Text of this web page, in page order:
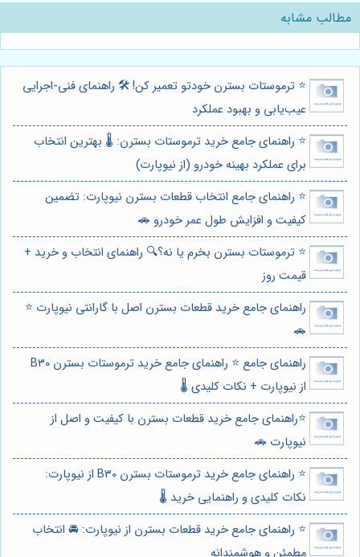
مطالب مشابه
⭐️ ترموستات بسترن خودتو تعمیر کن! 🛠️ راهنمای فنی-اجرایی
عیب‌یابی و بهبود عملکرد
⭐️ راهنمای جامع خرید ترموستات بسترن: 🌡️ بهترین انتخاب
برای عملکرد بهینه خودرو (از نیوپارت)
⭐️ راهنمای جامع انتخاب قطعات بسترن نیوپارت: تضمین
کیفیت و افزایش طول عمر خودرو 🚗
⭐️ ترموستات بسترن بخرم یا نه؟🔍 راهنمای انتخاب و خرید +
قیمت روز
راهنمای جامع خرید قطعات بسترن اصل با گارانتی نیوپارت ⭐️
🚗
راهنمای جامع ⭐️ راهنمای جامع خرید ترموستات بسترن B30
از نیوپارت + نکات کلیدی 🌡️
⭐️راهنمای جامع خرید قطعات بسترن با کیفیت و اصل از
نیوپارت 🚗
⭐️ راهنمای جامع خرید ترموستات بسترن B30 از نیوپارت:
نکات کلیدی و راهنمایی خرید 🌡️
⭐️ راهنمای جامع خرید قطعات بسترن از نیوپارت: 🚘 انتخاب
مطمئن و هوشمندانه